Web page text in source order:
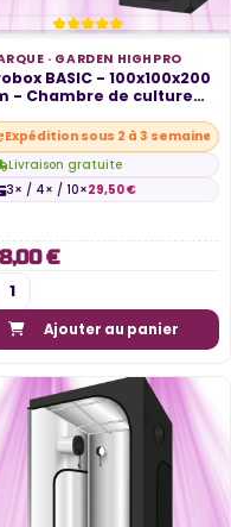
· GARDEN HIGHPRO
BASIC - 100x100x200
- Chambre de culture
Expédition sous 2 à 3 semaines
Livraison gratuite
3× / 4× / 10×29,50 €
€
Ajouter au panier